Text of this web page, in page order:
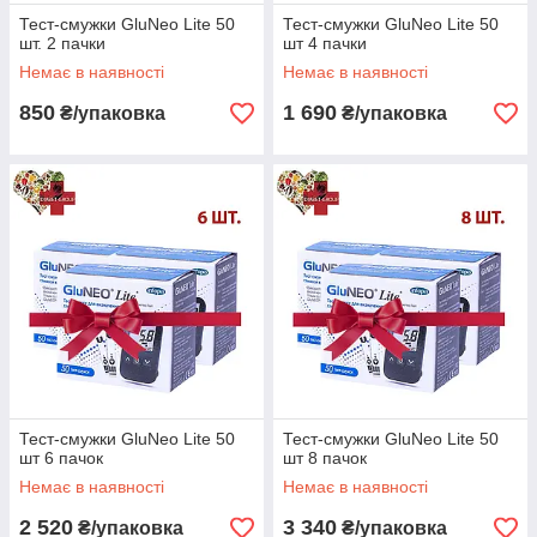
1
Для того щоб провести аналіз на цукор
крові, необхідно взяти 0.5 мл крові з будь-
якої частини тіла. Крапля обов'язково
повинна бути цілісна. Легко
використовується в домашніх умовах,
вважайте, що у Вас своя міні лабораторія.
потрібно в умовах кімнатної температури.
Робочий діапазон температур становить
10⁰С-40⁰С, а відносна вологість не повинна
перевищувати 80%. При дотриманні
перерахованих вище правил зберігання і
використання, результат буде максимально
вірним.
3
Упаковка тест-смужок ГлюНео Лайт
виконана на вищому рівні, і має
не пропускає сонячні промені, волога, пил,
бруд, рідина та інші негативні фактори. Дуже
зручна і комфортна для транспортування на
роботу або в дорозі.
Тест-смужки GluNeo Lite 50
шт. 2 пачки
Немає в наявності
850 ₴/упаковка
Тест-смужки GluNeo Lite 50
шт 4 пачки
Немає в наявності
1 690 ₴/упаковка
Тест-смужки GluNeo Lite 50
шт 6 пачок
Немає в наявності
2 520 ₴/упаковка
Тест-смужки GluNeo Lite 50
шт 8 пачок
Немає в наявності
3 340 ₴/упаковка